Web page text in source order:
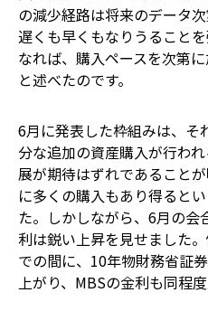
の減少経路は将来のデータ
遅くも早くもなりうること
なれば、購入ペースを次第
と述べたのです。
6月に発表した枠組みは、そ
分な追加の資産購入が行わ
展が期待はずれであること
に多くの購入もあり得ると
た。しかしながら、6月の
利は鋭い上昇を見せました
での間に、10年物財務省証
上がり、MBSの金利も同程度